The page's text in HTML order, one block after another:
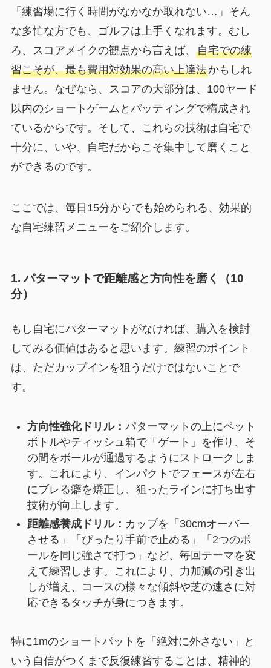
「練習場に行く時間がなかなか取れない…」そん
な多忙な方でも、ゴルフは上手くなれます。むし
ろ、スコアメイクの観点から言えば、 自宅での練
習こそが、最も費用対効果の高い上達法かもしれ
ません。なぜなら、スコアの大部分は、100ヤード
以内のショートゲームとパッティングで構成され
ているからです。そして、これらの技術は自宅で
十分に、いや、自宅だからこそ集中して磨くこと
ができるのです。
ここでは、毎日15分からでも始められる、効果的
な自宅練習メニューをご紹介します。
1. パターマットで距離感と方向性を磨く（10
分）
もし自宅にパターマットがなければ、購入を検討
してみる価値はあると思います。練習のポイント
は、ただカップインを狙うだけではないことで
す。
方向性強化ドリル： パターマットの上にペット
ボトルやティッシュ箱で「ゲート」を作り、そ
の間をボールが通過するようにストロークしま
す。これにより、インパクトでフェースが左右
にブレる癖を矯正し、狙ったラインに打ち出す
技術が向上します。
距離感養成ドリル： カップを「30cmオーバー
させる」「ぴったり手前で止める」「2つのボ
ールを同じ強さで打つ」など、毎回テーマを変
えて練習します。これにより、力加減の引き出
しが増え、コースの様々な傾斜や芝の速さに対
応できるタッチが身につきます。
特に1mのショートパットを「絶対に外さない」と
いう自信がつくまで反復練習することは、精神的